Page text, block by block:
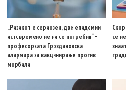
„Ризикот е сериозен, две епидемии
истовремено не ни се потребни“ –
професорката Гроздановска
алармира за вакцинирање против
морбили
се